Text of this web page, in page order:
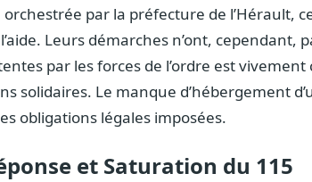
par la préfecture de l’Hérault,
Leurs démarches n’ont, cependant,
par les forces de l’ordre est vivement
solidaires. Le manque d’hébergement
obligations légales imposées.
et Saturation du 115